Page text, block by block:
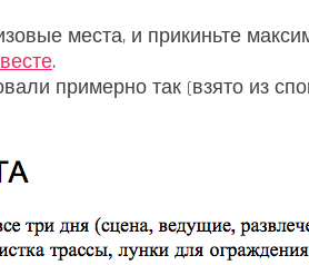
места, и прикиньте
.
примерно так (взято из